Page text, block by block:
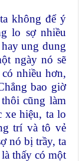
không để ý
lo sợ nhiều
ung dung
ngày nó sẽ
nhiều hơn,
bao giờ
cũng làm
xe hiệu, ta lo
trí và tô vẻ
nó bị trầy, ta
thấy có một